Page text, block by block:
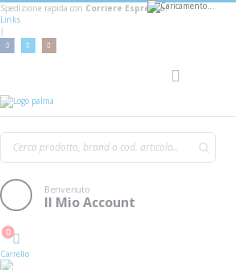
Spedizione rapida con Corriere Espresso!
Links
|
Benvenuto
Il Mio Account
Cart
0
Carrello